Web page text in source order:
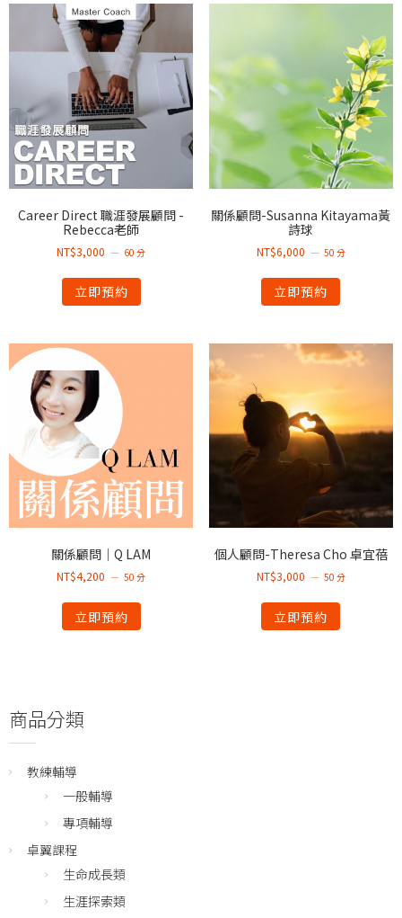
Career Direct 職涯發展顧問 -
Rebecca老師
NT$3,000 60 分
立即預約
關係顧問-Susanna Kitayama黃
詩球
NT$6,000 50 分
立即預約
關係顧問｜Q LAM
NT$4,200 50 分
立即預約
個人顧問-Theresa Cho 卓宜蓓
NT$3,000 50 分
立即預約
商品分類
教練輔導
一般輔導
專項輔導
卓翼課程
生命成長類
生涯探索類